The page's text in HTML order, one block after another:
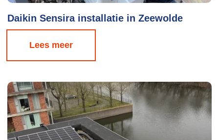
Daikin Sensira installatie in Zeewolde
Lees meer